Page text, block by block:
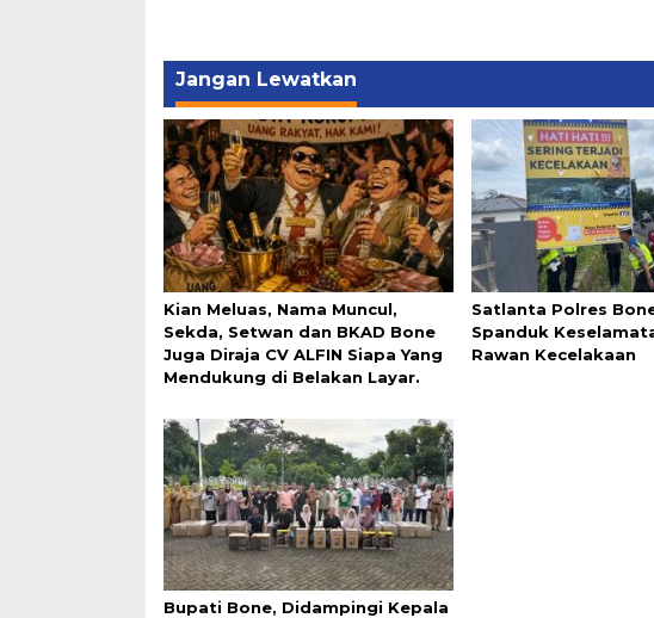
Jangan Lewatkan
Kian Meluas, Nama Muncul,
Sekda, Setwan dan BKAD Bone
Juga Diraja CV ALFIN Siapa Yang
Mendukung di Belakan Layar.
Satlanta Polres
Spanduk
Rawan Kecelakaan
Bupati Bone, Didampingi Kepala